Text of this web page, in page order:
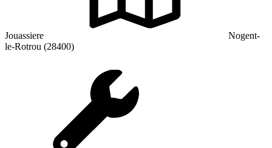
Jouassiere
Nogent-
le-Rotrou (28400)